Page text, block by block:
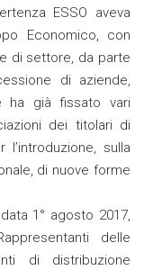
ESSO aveva
Economico, con
di settore, da parte
di aziende,
ha già fissato vari
dei titolari di
sulla
di nuove forme
1° agosto 2017,
delle
di distribuzione